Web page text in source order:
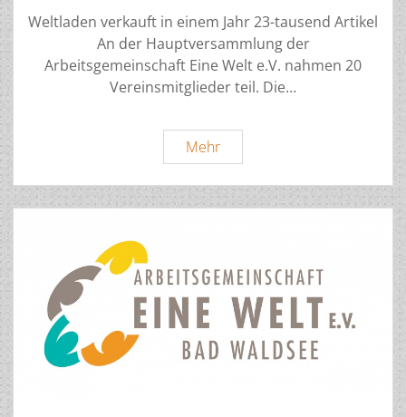
Weltladen verkauft in einem Jahr 23-tausend Artikel
An der Hauptversammlung der
Arbeitsgemeinschaft Eine Welt e.V. nahmen 20
Vereinsmitglieder teil. Die…
MehrMitgliederversammlung
2026